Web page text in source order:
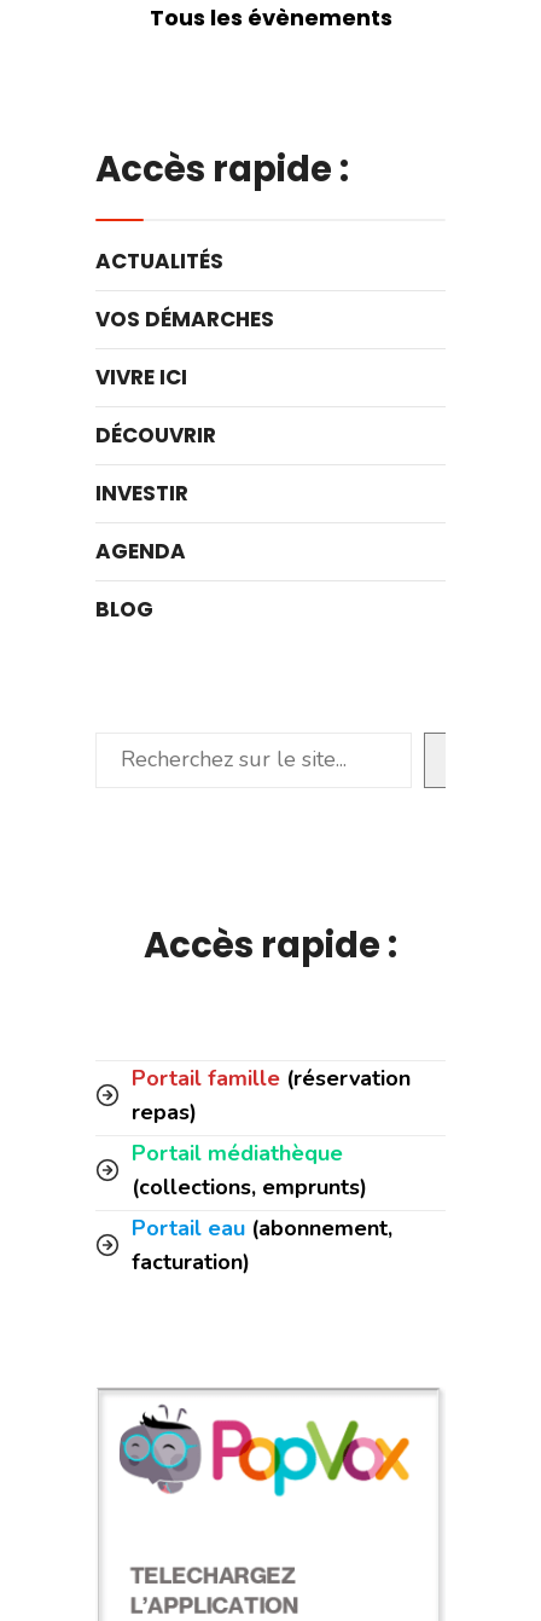
Tous les évènements
Accès rapide :
ACTUALITÉS
VOS DÉMARCHES
VIVRE ICI
DÉCOUVRIR
INVESTIR
AGENDA
BLOG
Rechercher
Accès rapide :
Portail famille (réservation
repas)
Portail médiathèque
(collections, emprunts)
Portail eau (abonnement,
facturation)